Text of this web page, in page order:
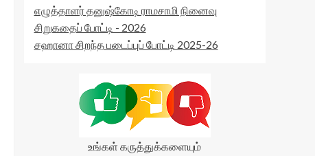
எழுத்தாளர் தனுஷ்கோடி ராமசாமி நினைவு
சிறுகதைப் போட்டி - 2026
சஹானா சிறந்த படைப்புப் போட்டி 2025-26
உங்கள் கருத்துக்களையும்